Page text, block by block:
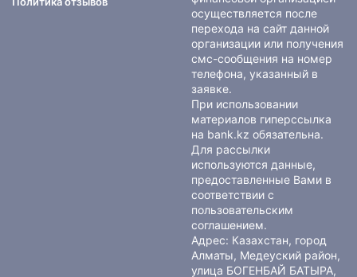
осуществляется после
перехода на сайт данной
организации или получения
смс-сообщения на номер
телефона, указанный в
заявке.
При использовании
материалов гиперссылка
на bank.kz обязательна.
Для рассылки
используются данные,
предоставленные Вами в
соответствии с
пользовательским
соглашением.
Адрес: Казахстан, город
Алматы, Медеуский район,
улица БОГЕНБАЙ БАТЫРА,